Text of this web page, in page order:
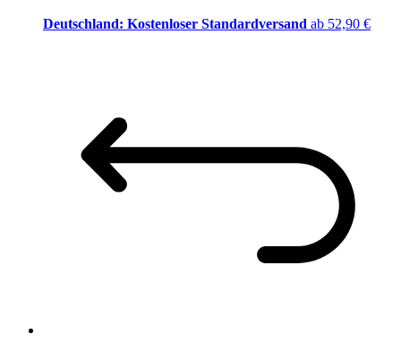
Deutschland: Kostenloser Standardversand ab 52,90 €